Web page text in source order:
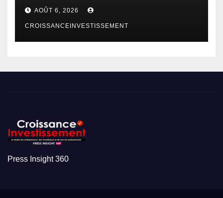
AOÛT 6, 2026
CROISSANCEINVESTISSEMENT
Press Insight 360